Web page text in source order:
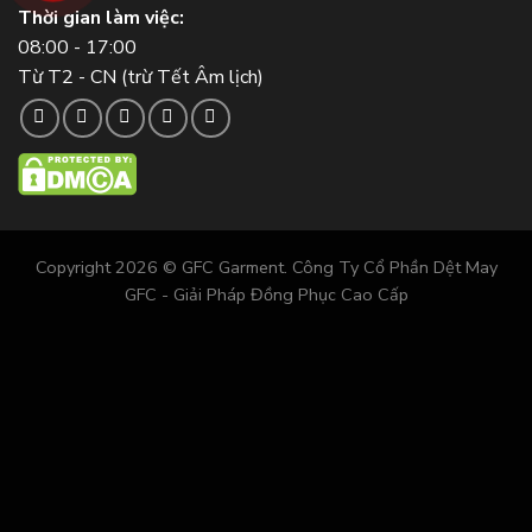
Thời gian làm việc:
08:00 - 17:00
Từ T2 - CN (trừ Tết Âm lịch)
Copyright 2026 © GFC Garment. Công Ty Cổ Phần Dệt May
GFC - Giải Pháp Đồng Phục Cao Cấp